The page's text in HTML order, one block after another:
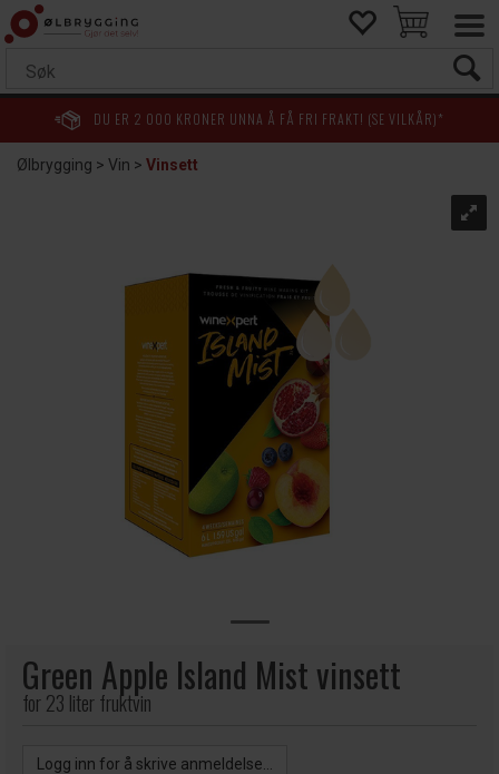
DU ER 2 000 KRONER UNNA Å FÅ FRI FRAKT! (SE VILKÅR)*
Ølbrygging>Vin>Vinsett
Green Apple Island Mist vinsett
for 23 liter fruktvin
Logg inn for å skrive anmeldelse...